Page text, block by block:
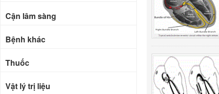
Cận lâm sàng
Bệnh khác
Thuốc
Vật lý trị liệu